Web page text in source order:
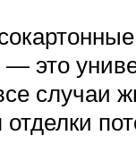
— это
случаи